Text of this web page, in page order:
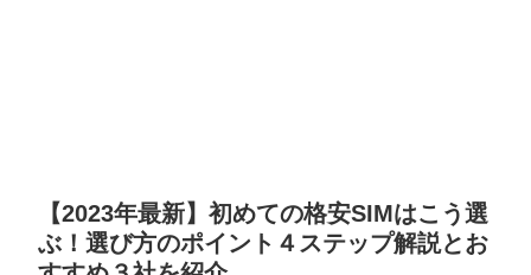
【2023年最新】初めての格安SIMはこう選
ぶ！選び方のポイント４ステップ解説とお